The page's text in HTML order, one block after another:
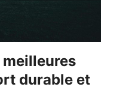
meilleures
durable et